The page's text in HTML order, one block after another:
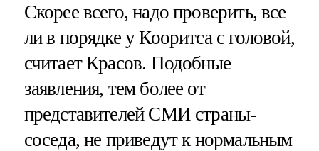
Скорее всего, надо проверить, все
ли в порядке у Кооритса с головой,
считает Красов. Подобные
заявления, тем более от
представителей СМИ страны-
соседа, не приведут к нормальным